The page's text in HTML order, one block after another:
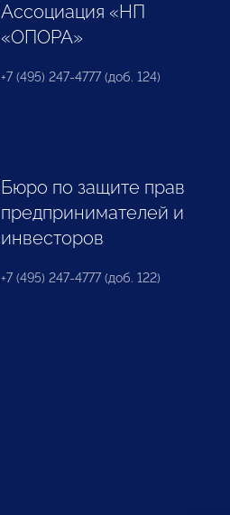
Ассоциация «НП
«ОПОРА»
+7 (495) 247-4777 (доб. 124)
Бюро по защите прав
предпринимателей и
инвесторов
+7 (495) 247-4777 (доб. 122)